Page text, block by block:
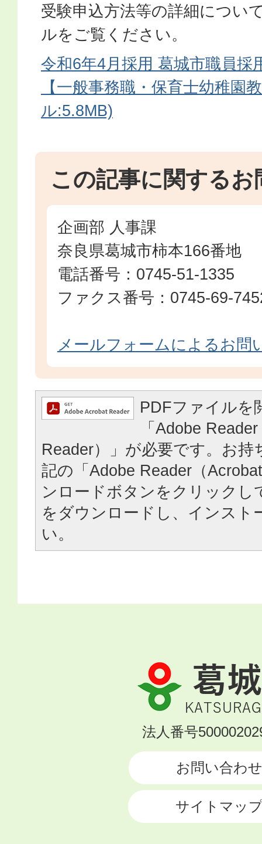
受験申込方法等の詳細につい
ルをご覧ください。
令和6年4月採用 葛城市職員採
【一般事務職・保育士幼稚園
ル:5.8MB)
この記事に関するお
企画部 人事課
奈良県葛城市柿本166番地
電話番号：0745-51-1335
ファクス番号：0745-69-
メールフォームによるお問
PDFファイルを
「Adobe
Reader）」が必要です。お持
記の「Adobe Reader（
ンロードボタンをクリックし
をダウンロードし、インスト
い。
葛
城
市
KATSURAGI
法人番号
お問い合わせ
サイトマッ